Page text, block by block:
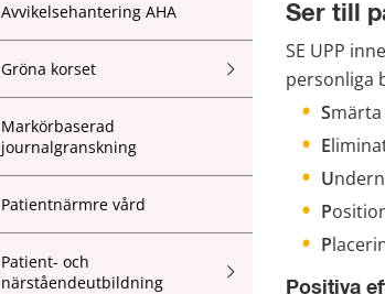
Avvikelsehantering AHA
Gröna korset
Markörbaserad
journalgranskning
Patientnärmre vård
Patient- och
närståendeutbildning
Ser till
SE UPP
personliga
Smärta​
E
U
P
P
Positiva